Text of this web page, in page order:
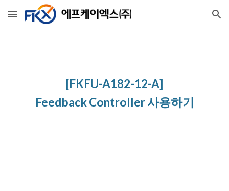
Skip to main content Skip to navigation
[FKFU-A182-12-A]
Feedback Controller 사용하기